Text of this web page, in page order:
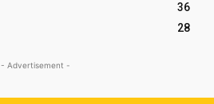
36
28
- Advertisement -